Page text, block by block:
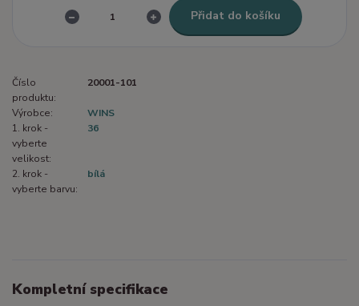
Přidat do košíku
Číslo
produktu:
20001-101
Výrobce:
WINS
1. krok -
vyberte
velikost:
36
2. krok -
vyberte barvu:
bílá
Kompletní specifikace